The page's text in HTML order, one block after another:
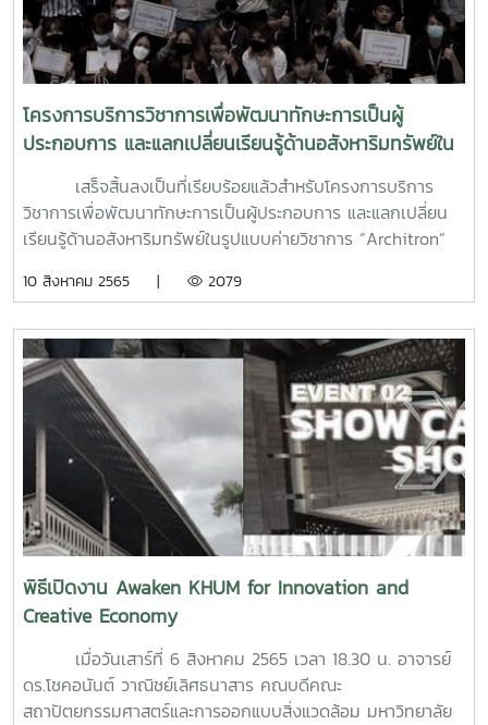
จากพระราชดำริ หลักสูตร "ศาสตร์พระราชา ปกปักรักษาผืนป่า
ยั่งยืน" และได้ร่วมปลูกต้นไม้ ณ บริเวณ โครงการพัฒนาบ้าน
โปง อันเนื่องมาจากพระราชดำริ (ค่ายแทนคุณ)
โครงการบริการวิชาการเพื่อพัฒนาทักษะการเป็นผู้
ประกอบการ และแลกเปลี่ยนเรียนรู้ด้านอสังหาริมทรัพย์ใน
รูปแบบค่ายวิชาการ “Architron”
เสร็จสิ้นลงเป็นที่เรียบร้อยแล้วสำหรับโครงการบริการ
วิชาการเพื่อพัฒนาทักษะการเป็นผู้ประกอบการ และแลกเปลี่ยน
เรียนรู้ด้านอสังหาริมทรัพย์ในรูปแบบค่ายวิชาการ “Architron”
ทักษะการเป็นผู้ประกอบการให้แก่นักศึกษา และเพื่อบริการ
คุณภาพสิ่งแวดล้อมที่ดีผ่านงานออกแบบที่คำนึงถึงความยั่งยืน
ของสภาพแวดล้อม สนับสนุนให้มีการบริการวิชาการที่เป็นการ
แลกเปลี่ยนความรู้ทางวิชาการกับภาคอุตสาหกรรมและภาคธุรกิจ
โดยมุ่งหวังให้เกิดนวัตกรรมใหม่ ๆ ตลอดจนสร้างความเป็นผู้
ประกอบการให้แก่นักศึกษา เพื่อเตรียมความพร้อมสู่การเป็นนัก
พัฒนาโครงการหรือบุคลากรในภาคอสังหาริมทรัพย์ต่อไป ซึ่งจัด
ขึ้นเป็นปีแรก ระหว่างวันที่ 5 - 8 สิงหาคม 2565 ณ คณะ
สถาปัตยกรรมศาสตร์และการออกแบบสิ่งแวดล้อม มหาวิทยาลัย
แม่โจ้ ทั้งนี้ ได้รับการสนับสนุนจาก ผู้บริหาร คณาจารย์
บุคลากรของคณะ, คณะผู้บริหารของบริษัท ตลาดแม่โจ้สามัคคี
จำกัด, กลุ่มบริษัทที่ปรึกษาด้านการออกแบบ, กลุ่มบริษัทที่ปรึกษา
ด้านอสังหาริมทรัพย์และการก่อสร้าง ที่ให้การสนับสนุนและเสีย
สละเวลามาร่วมถ่ายทอดแลกเปลี่ยนประสบการณ์การทำงานแก่
นักศึกษา รวมไปถึง บริษัท เอส ซี จี, ผลิตภัณฑ์คอตโต้ และ
CPAC Green Solution ที่ร่วมสนับสนุนการจัดโครงการในครั้งนี้
10 สิงหาคม 2565 | 2079
พิธีเปิดงาน Awaken KHUM for Innovation and
Creative Economy
เมื่อวันเสาร์ที่ 6 สิงหาคม 2565 เวลา 18.30 น. อาจารย์
ดร.โชคอนันต์ วาณิชย์เลิศธนาสาร คณบดีคณะ
สถาปัตยกรรมศาสตร์และการออกแบบสิ่งแวดล้อม มหาวิทยาลัย